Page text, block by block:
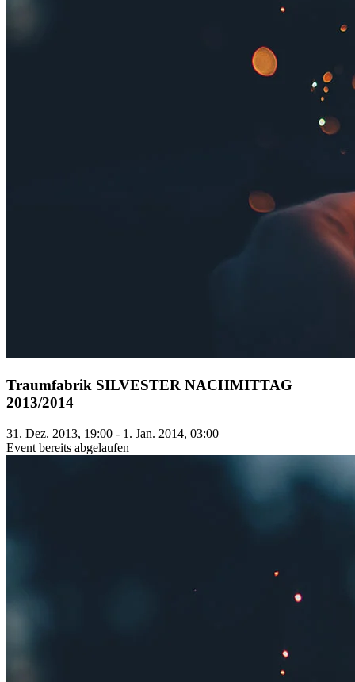
Traumfabrik SILVESTER NACHMITTAG
2013/2014
31. Dez. 2013, 19:00 - 1. Jan. 2014, 03:00
Event bereits abgelaufen